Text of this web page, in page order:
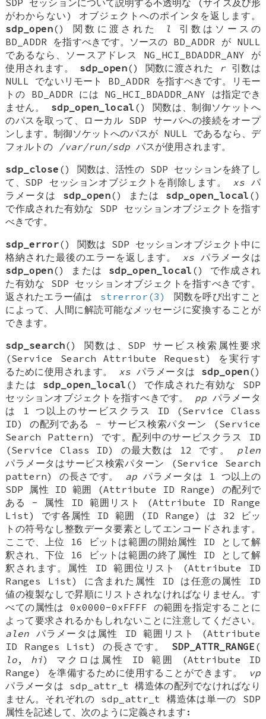
SDP セッションについて説明する不透明な (サイズ及び形
がわからない) オブジェクトへのポインタを返します。
sdp_open() 関数に渡された l 引数はソースの
BD_ADDR を指すべきです。ソースの BD_ADDR が NULL
であるなら、ソースアドレス NG_HCI_BDADDR_ANY が
使用されます。 sdp_open() 関数に渡された r引数は
NULL でないリモート BD_ADDR を指すべきです。リモー
トの BD_ADDR には NG_HCI_BDADDR_ANY は指定でき
ません。 sdp_open_local () 関数は、制御ソケットへ
のパスを取って、ローカル SDP サーバへの接続をオープ
ンします。制御ソケットへのパスが NULL であるなら、デ
フォルトの /var/run/sdp パスが使用されます。
sdp_close () 関数は、活性の SDP セッションを終了し
て、SDP セッションオブジェクトを削除します。 xs パ
ラメータは sdp_open() または sdp_open_local ()
で作成された有効な SDP セッションオブジェクトを指す
べきです。
sdp_error() 関数は SDP セッションオブジェクト中に
格納された最後のエラーを返します。 xs パラメータは
sdp_open() または sdp_open_local () で作成され
た有効な SDP セッションオブジェクトを指すべきです。
返されたエラー値は
strerror(3)
関数を呼び出すこと
によって、人間に解読可能なメッセージに変換することが
できます。
sdp_search() 関数は、SDP サービス検索属性要求
(Service Search Attribute Request) を実行す
るために使用されます。 xsパラメータは sdp_open()
または sdp_open_local () で作成された有効な SDP
セッションオブジェクトを指すべきです。 ppパラメータ
は 1 つ以上のサービスクラス ID (Service Class
ID) の配列である - サービス検索パターン (Service
Search Pattern) です。配列中のサービスクラス ID
(Service Class ID) の最大数は 12 です。 plen
パラメータはサービス検索パターン (Service Search
pattern) の長さです。 apパラメータは 1 つ以上の
SDP 属性 ID 範囲 (Attribute ID Range) の配列で
ある - 属性 ID 範囲リスト (Attribute ID Range
List) です各属性 ID 範囲 (ID Range) は 32 ビッ
トの符号なし整数データ要素としてエンコードされます。
ここで、上位 16 ビットは範囲の開始属性 ID として解
釈され、下位 16 ビットは範囲の終了属性 ID として解
釈されます。属性 ID 範囲位リスト (Attribute ID
Ranges List) に含まれた属性 ID は任意の属性 ID
値の複製なしで昇順にリストされなければなりません。す
べての属性は 0x0000-0xFFFF の範囲を指定することに
よって要求されるかもしれないことに注意してください。
alen パラメータは属性 ID 範囲リスト (Attribute
ID Ranges List) の長さです。 SDP_ATTR_RANGE (
lo, hi) マクロは属性 ID 範囲 (Attribute ID
Range) を準備するために使用することができます。
vp
パラメータは sdp_attr_t 構造体の配列でなければなり
ません。それぞれの sdp_attr_t 構造体は単一の SDP
属性を記述して、次のように定義されます: